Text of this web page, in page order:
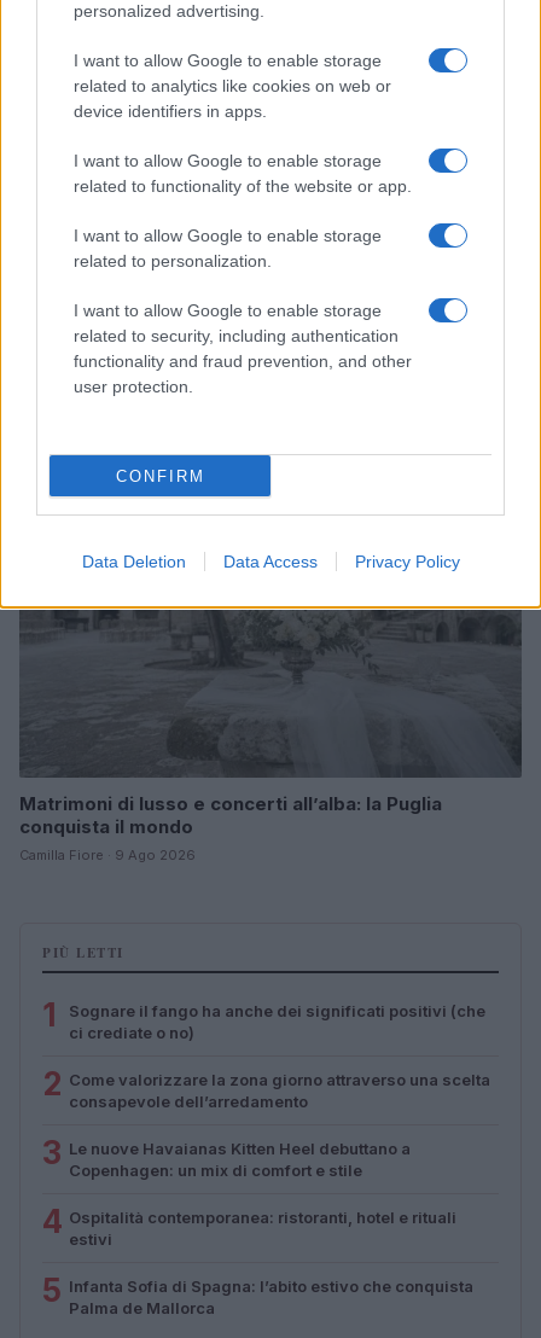
personalized advertising.
I want to allow Google to enable storage
related to analytics like cookies on web or
device identifiers in apps.
I want to allow Google to enable storage
related to functionality of the website or app.
I want to allow Google to enable storage
related to personalization.
I want to allow Google to enable storage
related to security, including authentication
functionality and fraud prevention, and other
user protection.
CONFIRM
Data Deletion Data Access Privacy Policy
LIFESTYLE
Accessori IKEA per la cura delle piante: pratici e di
design
Matrimoni di lusso e concerti all’alba: la Puglia
conquista il mondo
Camilla Fiore · 9 Ago 2026
PIÙ LETTI
1
Sognare il fango ha anche dei significati positivi (che
ci crediate o no)
2 Come valorizzare la zona giorno attraverso una scelta
consapevole dell’arredamento
3 Le nuove Havaianas Kitten Heel debuttano a
Copenhagen: un mix di comfort e stile
4 Ospitalità contemporanea: ristoranti, hotel e rituali
estivi
5 Infanta Sofia di Spagna: l’abito estivo che conquista
Palma de Mallorca